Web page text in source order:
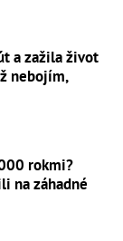
a zažila život
nebojím,
rokmi?
na záhadné